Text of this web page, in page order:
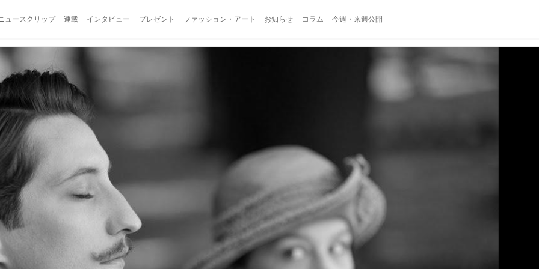
ュースクリップ 連載 インタビュー プレゼント ファッション・アート お知らせ コラム 今週・来週公開